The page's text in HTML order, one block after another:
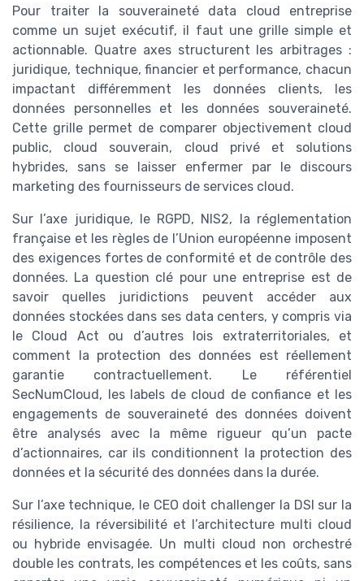
Pour traiter la souveraineté data cloud entreprise
comme un sujet exécutif, il faut une grille simple et
actionnable. Quatre axes structurent les arbitrages :
juridique, technique, financier et performance, chacun
impactant différemment les données clients, les
données personnelles et les données souveraineté.
Cette grille permet de comparer objectivement cloud
public, cloud souverain, cloud privé et solutions
hybrides, sans se laisser enfermer par le discours
marketing des fournisseurs de services cloud.
Sur l’axe juridique, le RGPD, NIS2, la réglementation
française et les règles de l’Union européenne imposent
des exigences fortes de conformité et de contrôle des
données. La question clé pour une entreprise est de
savoir quelles juridictions peuvent accéder aux
données stockées dans ses data centers, y compris via
le Cloud Act ou d’autres lois extraterritoriales, et
comment la protection des données est réellement
garantie contractuellement. Le référentiel
SecNumCloud, les labels de cloud de confiance et les
engagements de souveraineté des données doivent
être analysés avec la même rigueur qu’un pacte
d’actionnaires, car ils conditionnent la protection des
données et la sécurité des données dans la durée.
Sur l’axe technique, le CEO doit challenger la DSI sur la
résilience, la réversibilité et l’architecture multi cloud
ou hybride envisagée. Un multi cloud non orchestré
double les contrats, les compétences et les coûts, sans